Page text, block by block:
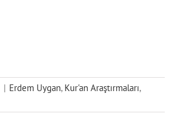
| Erdem Uygan, Kur'an Araştırmaları,